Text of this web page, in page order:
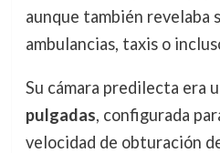
aunque también revelaba
ambulancias, taxis o
Su cámara predilecta era
pulgadas, configurada
velocidad de obturación